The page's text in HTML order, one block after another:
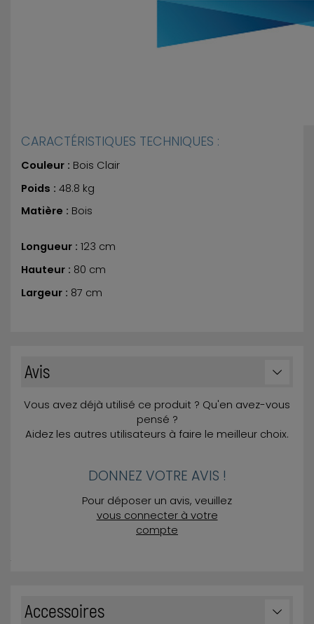
CARACTÉRISTIQUES TECHNIQUES :
Couleur : Bois Clair
Poids : 48.8 kg
Matière : Bois
Longueur : 123 cm
Hauteur : 80 cm
Largeur : 87 cm
Avis
Vous avez déjà utilisé ce produit ? Qu'en avez-vous
pensé ?
Aidez les autres utilisateurs à faire le meilleur choix.
DONNEZ VOTRE AVIS !
Pour déposer un avis, veuillez
vous connecter à votre
compte
Accessoires